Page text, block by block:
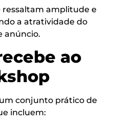
ressaltam amplitude e
a atratividade do
anúncio.
ao
conjunto prático de
incluem: